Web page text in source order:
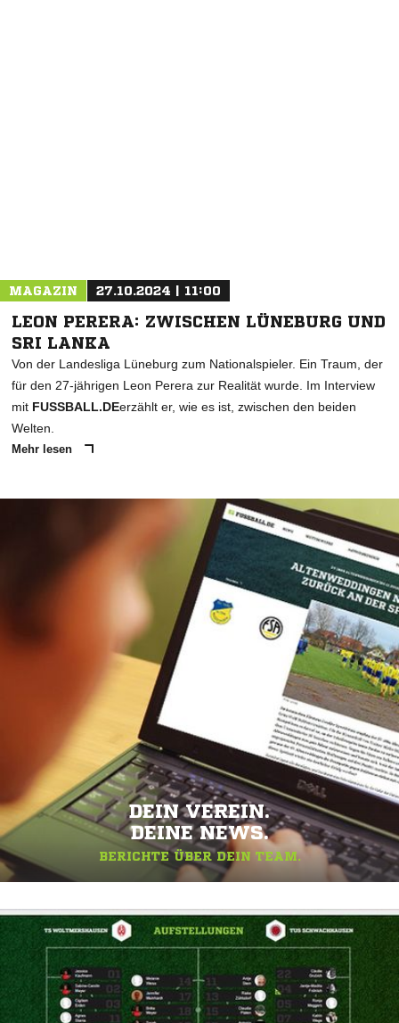
MAGAZIN 27.10.2024 | 11:00
LEON PERERA: ZWISCHEN LÜNEBURG UND
SRI LANKA
Von der Landesliga Lüneburg zum Nationalspieler. Ein Traum, der
für den 27-jährigen Leon Perera zur Realität wurde. Im Interview
mit FUSSBALL.DEerzählt er, wie es ist, zwischen den beiden
Welten.
Mehr lesen
DEIN VEREIN.
DEINE NEWS.
BERICHTE ÜBER DEIN TEAM.